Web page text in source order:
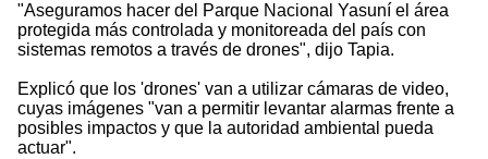
"Aseguramos hacer del Parque Nacional Yasuní el área
protegida más controlada y monitoreada del país con
sistemas remotos a través de drones", dijo Tapia.
Explicó que los 'drones' van a utilizar cámaras de video,
cuyas imágenes "van a permitir levantar alarmas frente a
posibles impactos y que la autoridad ambiental pueda
actuar".